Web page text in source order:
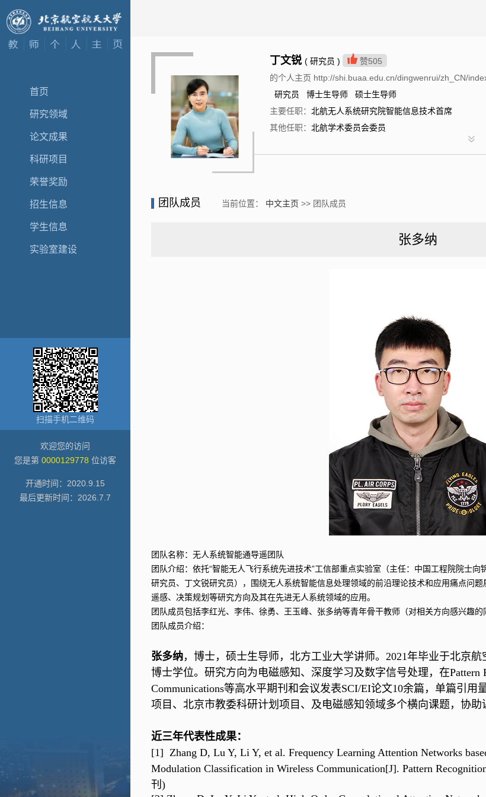
首页
研究领域
论文成果
科研项目
荣誉奖励
招生信息
学生信息
实验室建设
扫描手机二维码
欢迎您的访问
您是第 0000129778 位访客
开通时间： 2020 9 15
最后更新时间： 2026 7 7
丁文锐 ( 研究员 ) 赞505
的个人主页 http://shi.buaa.edu.cn/dingwenrui/zh_CN/
研究员 博士生导师 硕士生导师
主要任职： 北航无人系统研究院智能信息技术首席
其他任职： 北航学术委员会委员
团队成员 当前位置： 中文主页 >> 团队成员
张多纳
团队名称：无人系统智能通导遥团队
团队介绍：依托“智能无人飞行系统先进技术”工信部重点实验室（主任：中国工程院院士
研究员、丁文锐研究员），围绕无人系统智能信息处理领域的前沿理论技术和应用痛点问
遥感、决策规划等研究方向及其在先进无人系统领域的应用。
团队成员包括李红光、李伟、徐勇、王玉峰、张多纳等青年骨干教师（对相关方向感兴趣的
团队成员介绍：
张多纳， 博士，硕士生导师，北方工业大学讲师。 2021年毕业于北京航
博士学位。研究方向为电磁感知、深度学习及数字信号处理，在Pattern
Communications等高水平期刊和会议发表SCI/EI论文10余篇，单篇引用
项目、北京市教委科研计划项目、及电磁感知领域多个横向课题，协助
近三年代表性成果：
[1] Zhang D, Lu Y, Li Y, et al. Frequency Learning Attention Networks
Modulation Classification in Wireless Communication[J]. Pattern
刊)